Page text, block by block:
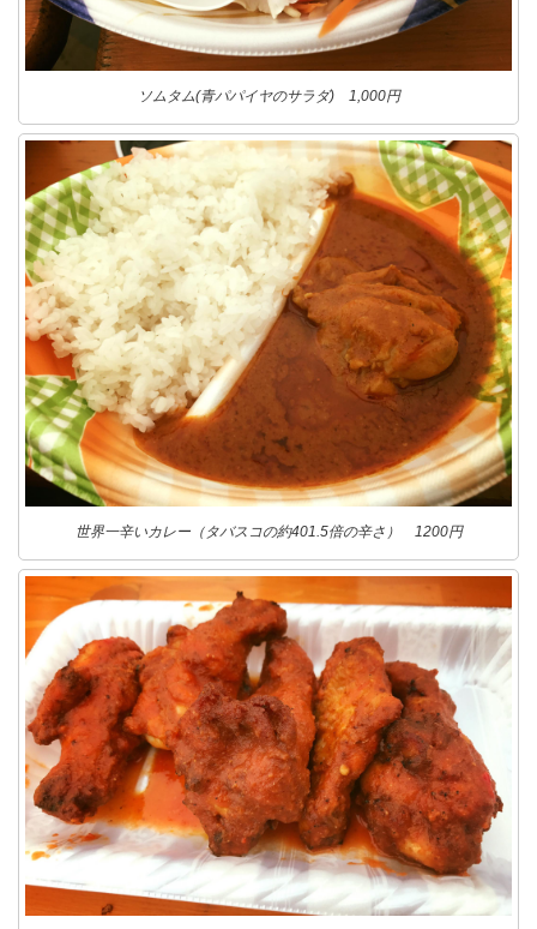
ソムタム(青パパイヤのサラダ) 1,000円
世界一辛いカレー（タバスコの約401.5倍の辛さ） 1200円